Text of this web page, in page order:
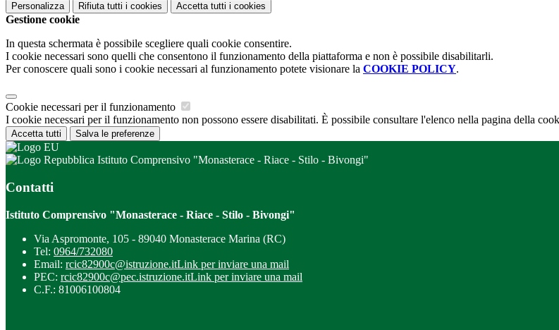
Personalizza Rifiuta tutti i cookies Accetta tutti i cookies
Gestione cookie
In questa schermata è possibile scegliere quali cookie consentire.
I cookie necessari sono quelli che consentono il funzionamento della piattaforma e non è possibile disabilitarli.
Per conoscere quali sono i cookie necessari al funzionamento potete visionare la COOKIE POLICY.
Cookie necessari per il funzionamento
I cookie necessari per il funzionamento non possono essere disabilitati. È possibile consultare l'elenco nella pagina della
Accetta tutti Salva le preferenze
Istituto Comprensivo "Monasterace - Riace - Stilo - Bivongi"
Contatti
Istituto Comprensivo "Monasterace - Riace - Stilo - Bivongi"
Via Aspromonte, 105 - 89040 Monasterace Marina (RC)
Tel: 0964/732080
Email: rcic82900c@istruzione.itLink per inviare una mail
PEC: rcic82900c@pec.istruzione.itLink per inviare una mail
C.F.: 81006100804